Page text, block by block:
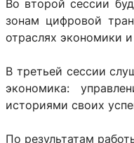
Во второй сессии
зонам цифровой
отраслях экономики
В третьей сессии
экономика:
историями своих
По результатам